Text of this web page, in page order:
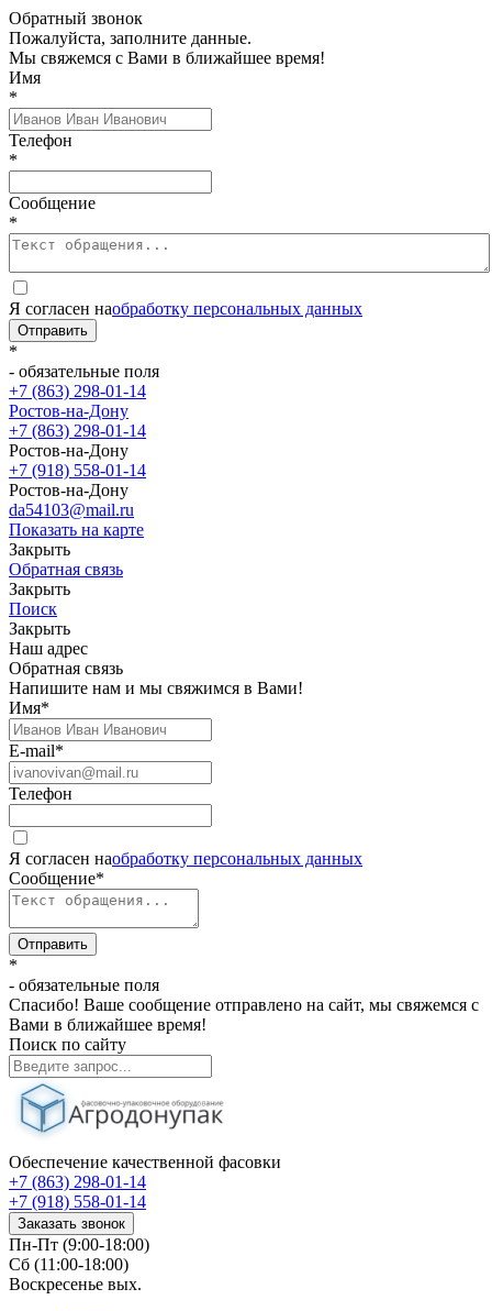
Обратный звонок
Пожалуйста, заполните данные.
Мы свяжемся с Вами в ближайшее время!
Имя
*
Телефон
*
Сообщение
*
Я согласен наобработку персональных данных
Отправить
*
- обязательные поля
+7 (863) 298-01-14
Ростов-на-Дону
+7 (863) 298-01-14
Ростов-на-Дону
+7 (918) 558-01-14
Ростов-на-Дону
da54103@mail.ru
Показать на карте
Закрыть
Обратная связь
Закрыть
Поиск
Закрыть
Наш адрес
Обратная связь
Напишите нам и мы свяжимся в Вами!
Имя*
E-mail*
Телефон
Я согласен наобработку персональных данных
Сообщение*
Отправить
*
- обязательные поля
Спасибо! Ваше сообщение отправлено на сайт, мы свяжемся с
Вами в ближайшее время!
Поиск по сайту
Обеспечение качественной фасовки
+7 (863) 298-01-14
+7 (918) 558-01-14
Заказать звонок
Пн-Пт (9:00-18:00)
Сб (11:00-18:00)
Воскресенье вых.